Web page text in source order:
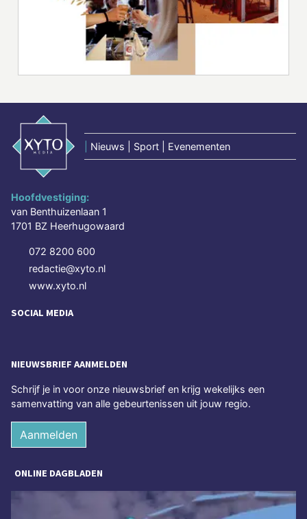
Nieuws | Sport | Evenementen
Hoofdvestiging:
van Benthuizenlaan 1
1701 BZ Heerhugowaard
072 8200 600
redactie@xyto.nl
www.xyto.nl
SOCIAL MEDIA
NIEUWSBRIEF AANMELDEN
Schrijf je in voor onze nieuwsbrief en krijg wekelijks een
samenvatting van alle gebeurtenissen uit jouw regio.
Aanmelden
ONLINE DAGBLADEN